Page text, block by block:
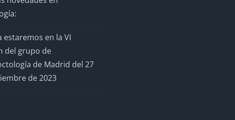
estaremos en la VI
del grupo de
de Madrid del 27
de 2023